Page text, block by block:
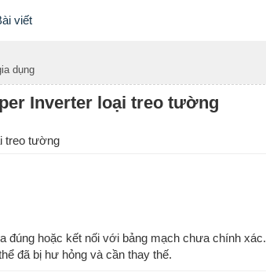
viết
dụng
Inverter loại treo tường
treo tường
đúng hoặc kết nối với bảng mạch chưa chính xác.
đã bị hư hỏng và cần thay thế.